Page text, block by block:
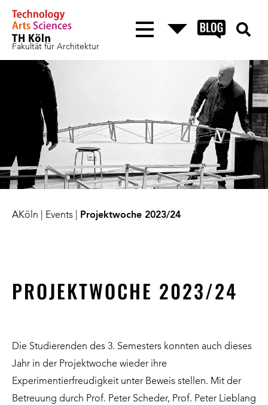
Fakultät für Architektur
AKöln Events Projektwoche 2023/24
PROJEKTWOCHE 2023/24
Die Studierenden des 3. Semesters konnten auch dieses
Jahr in der Projektwoche wieder ihre
Experimentierfreudigkeit unter Beweis stellen. Mit der
Betreuung durch Prof. Peter Scheder, Prof. Peter Lieblang